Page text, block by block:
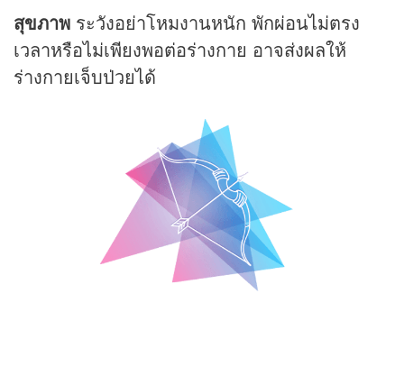
สุขภาพ ระวังอย่าโหมงานหนัก พักผ่อนไม่ตรง
เวลาหรือไม่เพียงพอต่อร่างกาย อาจส่งผลให้
ร่างกายเจ็บป่วยได้